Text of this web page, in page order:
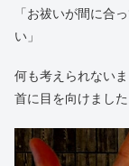
「お祓いが間に合
い」
何も考えられない
首に目を向けました